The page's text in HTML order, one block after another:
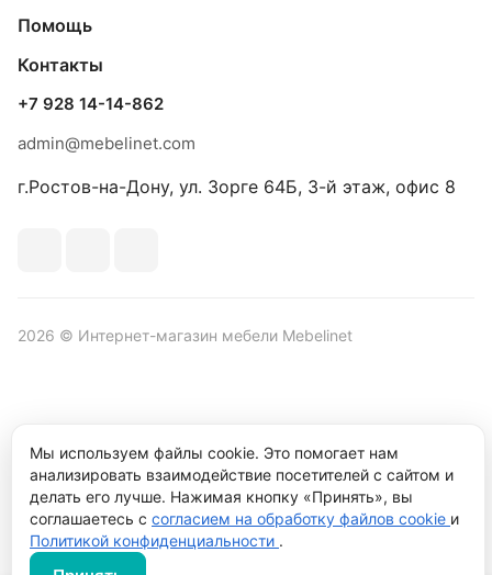
Помощь
Контакты
+7 928 14-14-862
admin@mebelinet.com
г.Ростов-на-Дону, ул. Зорге 64Б, 3-й этаж, офис 8
2026 © Интернет-магазин мебели Mebelinet
конфиденциальности
Продвижение сайта студияРекламный контент
Мы используем файлы cookie. Это помогает нам
анализировать взаимодействие посетителей с сайтом и
делать его лучше. Нажимая кнопку «Принять», вы
соглашаетесь с согласием на обработку файлов cookie и
Политикой конфиденциальности .